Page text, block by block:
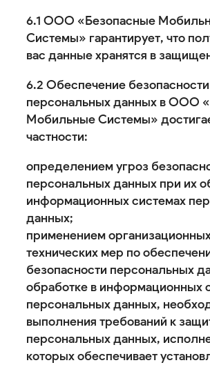
6.1 ООО «Безопасные
Системы» гарантирует, что
вас данные хранятся в
6.2 Обеспечение безопасности
персональных данных в ООО
Мобильные Системы»
частности:
определением угроз
персональных данных при их
информационных системах
данных;
применением
технических мер по
безопасности персональных
обработке в информационных
персональных данных,
выполнения требований к
персональных данных,
которых обеспечивает